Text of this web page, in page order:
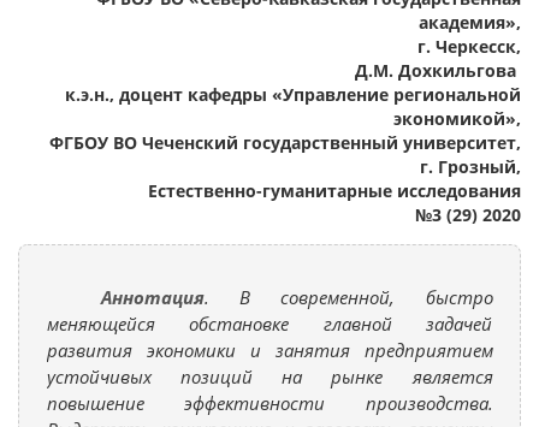
академия»,
г. Черкесск,
Д.М. Дохкильгова
к.э.н., доцент кафедры «Управление региональной
экономикой»,
ФГБОУ ВО Чеченский государственный университет,
г. Грозный,
Естественно-гуманитарные исследования
№3 (29) 2020
Аннотация. В современной, быстро
меняющейся обстановке главной задачей
развития экономики и занятия предприятием
устойчивых позиций на рынке является
повышение эффективности производства.